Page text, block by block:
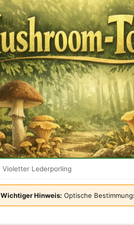
Violetter Lederporling
Wichtiger Hinweis: Optische